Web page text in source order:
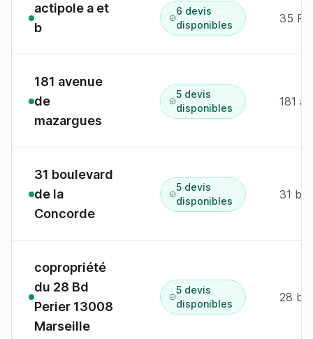
actipole a et
b
6 devis
disponibles
35
181 avenue
de
mazargues
5 devis
disponibles
181
31 boulevard
de la
Concorde
5 devis
disponibles
31 bd
copropriété
du 28 Bd
Perier 13008
Marseille
5 devis
disponibles
28 bd